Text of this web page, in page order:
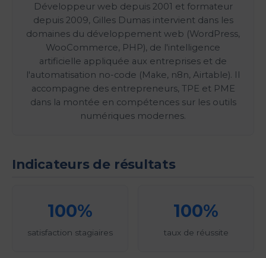
Développeur web depuis 2001 et formateur
depuis 2009, Gilles Dumas intervient dans les
domaines du développement web (WordPress,
WooCommerce, PHP), de l'intelligence
artificielle appliquée aux entreprises et de
l'automatisation no-code (Make, n8n, Airtable). Il
accompagne des entrepreneurs, TPE et PME
dans la montée en compétences sur les outils
numériques modernes.
Indicateurs de résultats
100%
satisfaction stagiaires
100%
taux de réussite